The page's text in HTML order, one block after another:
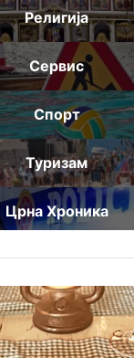
Религија
Сервис
Спорт
Туризам
Црна Хроника